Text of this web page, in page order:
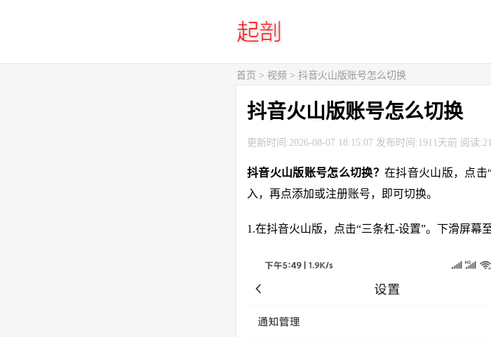
首页 > 视频 > 抖音火山版账号怎么切换
抖音火山版账号怎么切换
更新时间:2026-08-07 18:15:07 发布时间:1911天前 阅读
抖音火山版账号怎么切换？ 在抖音火山版，点击
入，再点添加或注册账号，即可切换。
1.在抖音火山版，点击“三条杠-设置”。下滑屏幕